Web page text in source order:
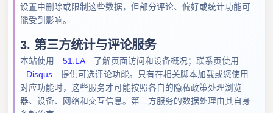
设置中删除或限制这些数据，但部分评论、偏好或统计功能可
能受到影响。
3. 第三方统计与评论服务
本站使用 51.LA
了解页面访问和设备概况；联系页使用
Disqus
提供可选评论功能。只有在相关脚本加载或您使用
对应功能时，这些服务才可能按照各自的隐私政策处理浏览
器、设备、网络和交互信息。第三方服务的数据处理由其自身